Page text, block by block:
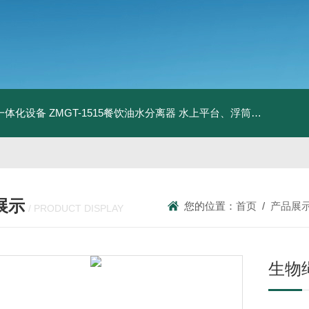
体化设备 ZMGT-1515餐饮油水分离器 水上平台、浮筒码头
示 / PRODUCT DISPLAY 您的位置：首页 / 产品展
生物